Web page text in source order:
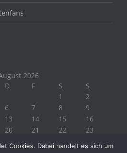
2026
D F S
S
1
2
6 7 8
9
13 14 15
16
20 21 22
23
Cookies. Dabei handelt es sich um